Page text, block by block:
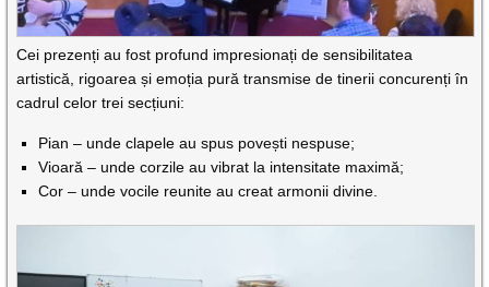
Cei prezenți au fost profund impresionați de sensibilitatea
artistică, rigoarea și emoția pură transmise de tinerii concurenți în
cadrul celor trei secțiuni:
Pian – unde clapele au spus povești nespuse;
Vioară – unde corzile au vibrat la intensitate maximă;
Cor – unde vocile reunite au creat armonii divine.